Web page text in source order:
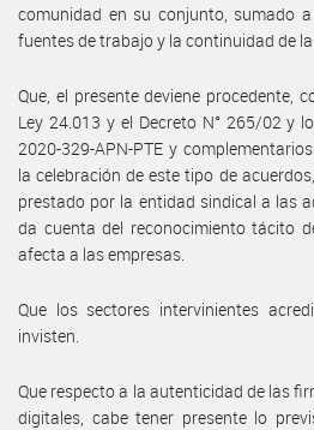
comunidad en su conjunto, sumado
fuentes de trabajo y la continuidad de la
Que, el presente deviene procedente,
Ley 24.013 y el Decreto N° 265/02 y
2020-329-APN-PTE y
la celebración de este tipo de
prestado por la entidad sindical a las
da cuenta del reconocimiento tácito
afecta a las empresas.
Que los sectores intervinientes
invisten.
Que respecto a la autenticidad de las
digitales, cabe tener presente lo